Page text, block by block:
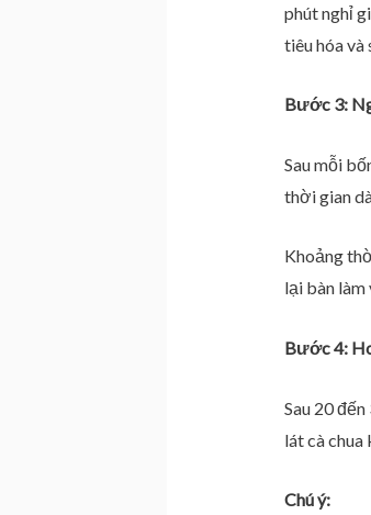
phút nghỉ
tiêu hóa và
Bước 3:
Sau mỗi
thời gian
Khoảng
lại bàn
Bước 4:
Sau 20
lát cà
Chú ý: